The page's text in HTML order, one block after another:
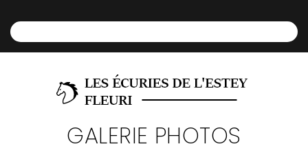
GALERIE PHOTOS